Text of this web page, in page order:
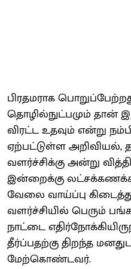
பிரதமராக
தொழில்நுட்பமும் தான்
விரட்ட உதவும் என்று
ஏற்பட்டுள்ள அறிவியல்,
வளர்ச்சிக்கு அன்று
இன்றைக்கு
வேலை வாய்ப்பு
வளர்ச்சியில் பெரும்
நாட்டை
தீர்ப்பதற்கு திறந்த
மேற்கொண்டவர்.